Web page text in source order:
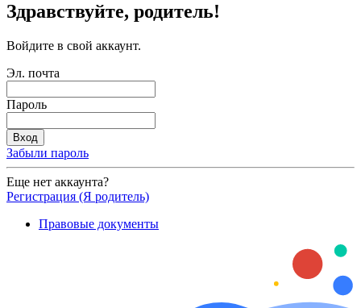
Здравствуйте, родитель!
Войдите в свой аккаунт.
Эл. почта
Пароль
Забыли пароль
Еще нет аккаунта?
Регистрация (Я родитель)
Правовые документы